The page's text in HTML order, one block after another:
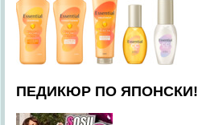
ПЕДИКЮР ПО ЯПОНСКИ!